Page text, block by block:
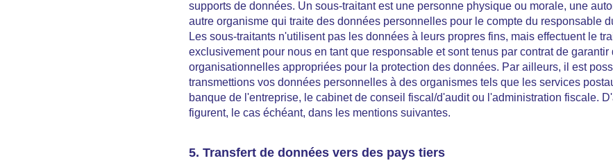
supports de données. Un sous-traitant est une personne physique ou morale, une
autre organisme qui traite des données personnelles pour le compte du responsable
Les sous-traitants n'utilisent pas les données à leurs propres fins, mais effectuent le
exclusivement pour nous en tant que responsable et sont tenus par contrat de
organisationnelles appropriées pour la protection des données. Par ailleurs, il est
transmettions vos données personnelles à des organismes tels que les services
banque de l'entreprise, le cabinet de conseil fiscal/d'audit ou l'administration fiscale.
figurent, le cas échéant, dans les mentions suivantes.
5. Transfert de données vers des pays tiers